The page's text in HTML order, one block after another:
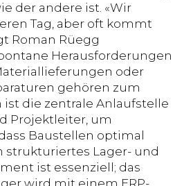
der andere ist. «Wir
Tag, aber oft kommt
Roman Rüegg
Herausforderungen
oder
gehören zum
ist die zentrale Anlaufstelle
Projektleiter, um
Baustellen optimal
strukturiertes Lager- und
ist essenziell; das